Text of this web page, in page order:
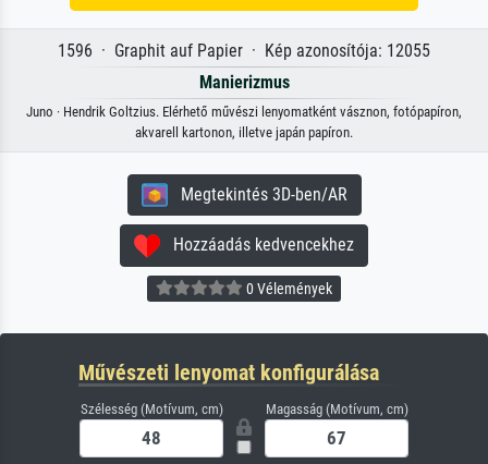
1596 · Graphit auf Papier · Kép azonosítója: 12055
Manierizmus
Juno · Hendrik Goltzius. Elérhető művészi lenyomatként vásznon, fotópapíron,
akvarell kartonon, illetve japán papíron.
Megtekintés 3D-ben/AR
Hozzáadás kedvencekhez
0 Vélemények
Művészeti lenyomat konfigurálása
Szélesség (Motívum, cm) Magasság (Motívum, cm)